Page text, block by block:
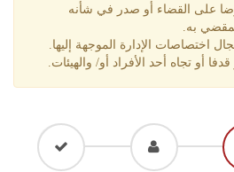
على القضاء أو صدر في شأنه
به.
اختصاصات الإدارة الموجهة إليها.
أو تجاه أحد الأفراد أو/ والهيئات.